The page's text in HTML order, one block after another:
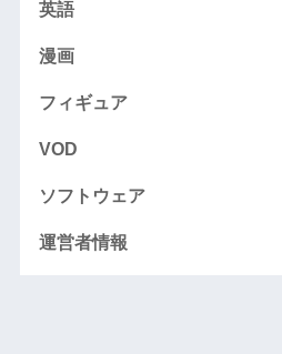
英語
漫画
フィギュア
VOD
ソフトウェア
運営者情報